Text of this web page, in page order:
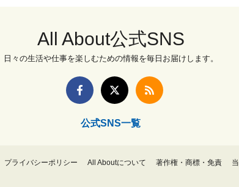
All About公式SNS
日々の生活や仕事を楽しむための情報を毎日お届けします。
公式SNS一覧
プライバシーポリシー All Aboutについて 著作権・商標・免責